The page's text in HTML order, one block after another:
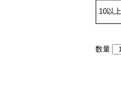
10以上
数量